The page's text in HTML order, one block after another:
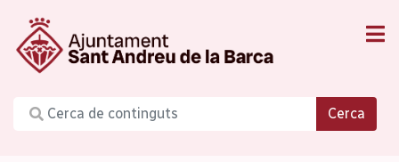
Cerca